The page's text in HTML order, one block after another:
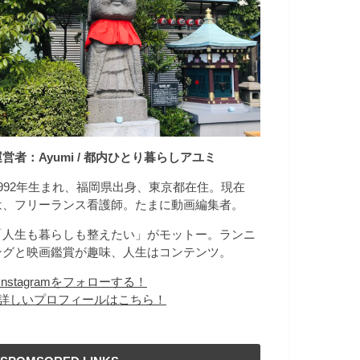
営者：Ayumi / 都内ひとり暮らしアユミ
年生まれ、福岡県出身、東京都在住。現在
、フリーランス看護師。たまに動画編集者。
人生も暮らしも整えたい」がモットー。ランニ
グと映画鑑賞が趣味、人生はコンテンツ。
をフォローする！
しいプロフィールはこちら！